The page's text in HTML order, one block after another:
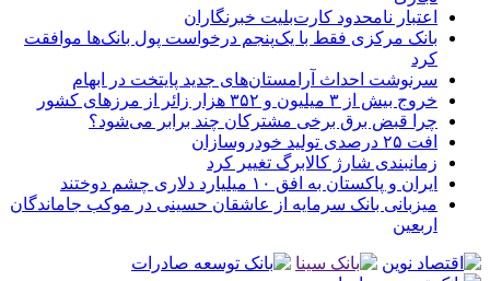
اعتبار نامحدود کارت‌بلیت خبرنگاران
بانک مرکزی فقط با یک‌‎پنجم درخواست پول بانک‌ها موافقت
کرد
سرنوشت احداث آرامستان‌های جدید پایتخت در ابهام
خروج بیش از ۳ میلیون و ۳۵۲ هزار زائر از مرزهای کشور
چرا قبض برق برخی مشترکان چند برابر می‌شود؟
افت ۲۵ درصدی تولید خودروسازان
زمانبندی شارژ کالابرگ تغییر کرد
ایران و پاکستان به افق ۱۰ میلیارد دلاری چشم دوختند
میزبانی بانک سرمایه از عاشقان حسینی در موکب جاماندگان
اربعین